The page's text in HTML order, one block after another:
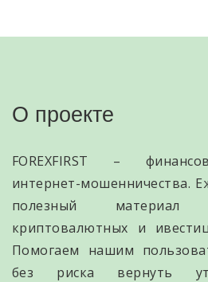
О проекте
FOREXFIRST –
интернет-мошенничества.
полезный материал
криптовалютных и
Помогаем нашим
без риска вернуть